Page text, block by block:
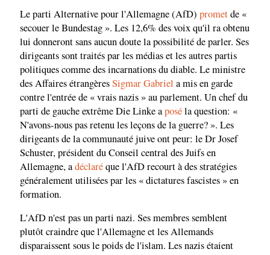
Le parti Alternative pour l'Allemagne (AfD) prometde «
secouer le Bundestag ». Les 12,6% des voix qu'il ra obtenu
lui donneront sans aucun doute la possibilité de parler. Ses
dirigeants sont traités par les médias et les autres partis
politiques comme des incarnations du diable. Le ministre
des Affaires étrangèresSigmar Gabriel a mis en garde
contre l'entrée de « vrais nazis » au parlement. Un chef du
parti de gauche extrême Die Linke aposéla question: «
N'avons-nous pas retenu les leçons de la guerre? ». Les
dirigeants de la communauté juive ont peur: le Dr Josef
Schuster, président du Conseil central des Juifs en
Allemagne, adéclaréque l'AfD recourt à des stratégies
généralement utilisées par les « dictatures fascistes » en
formation.
L'AfD n'est pas un parti nazi. Ses membres semblent
plutôt craindre que l'Allemagne et les Allemands
disparaissent sous le poids de l'islam. Les nazis étaient